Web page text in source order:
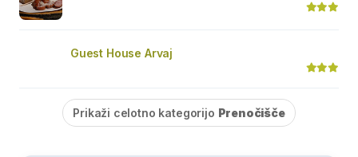
Guest House Arvaj
Prikaži celotno kategorijo Prenočišče